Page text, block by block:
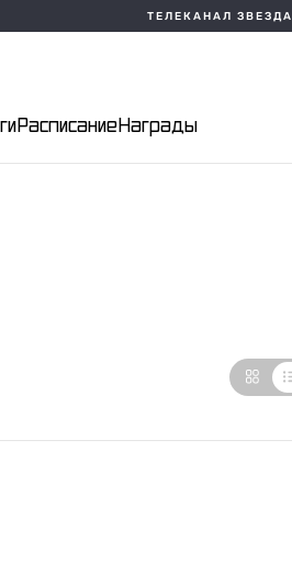
ТЕЛЕКАНАЛ ЗВЕЗДА
РасписаниеНаграды